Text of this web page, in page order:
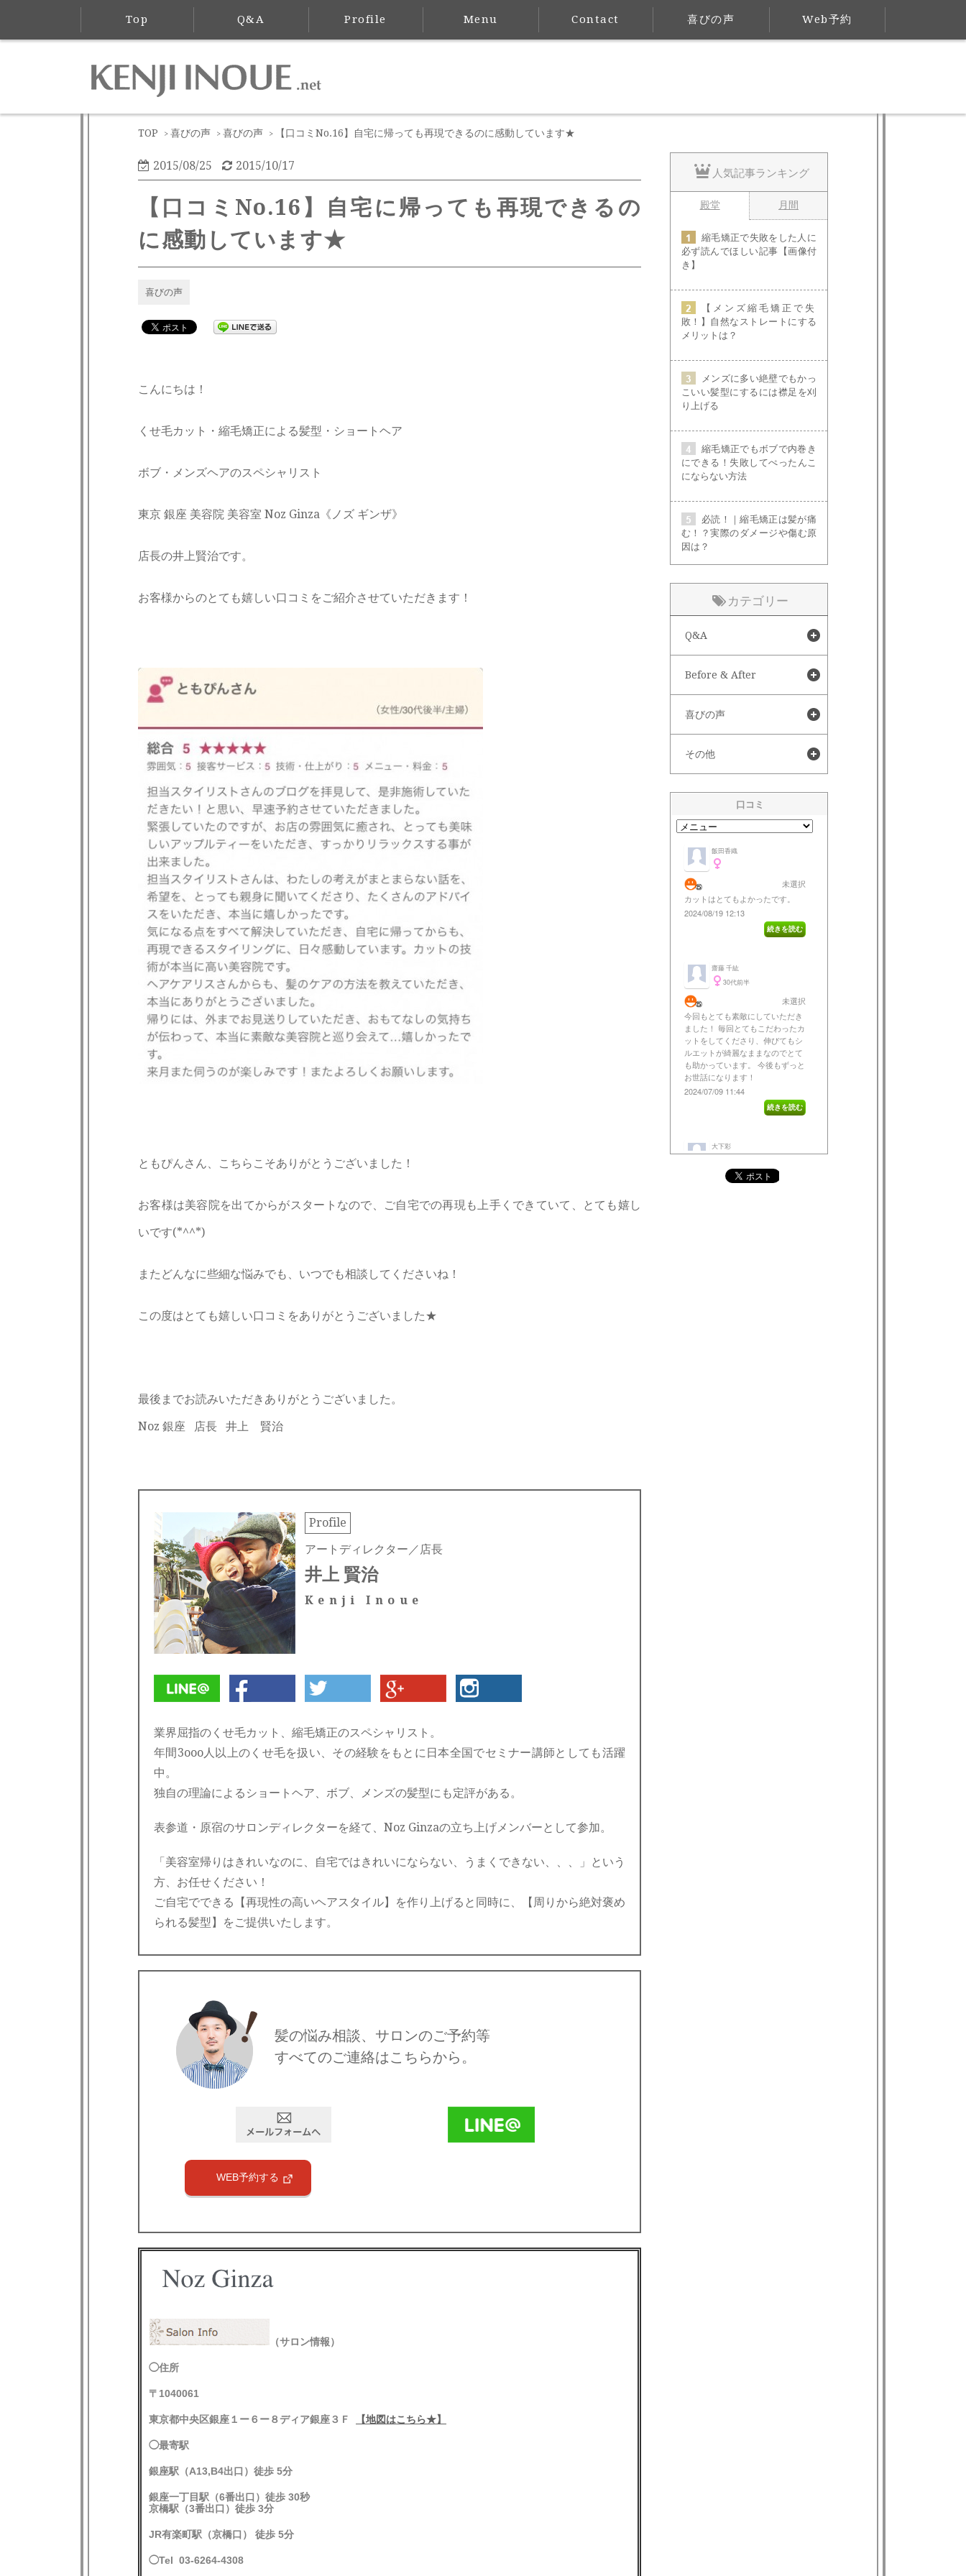
Top Q&A Profile Menu Contact 喜びの声 Web予約
TOP > 喜びの声 > 喜びの声 > 【口コミNo.16】自宅に帰っても再現できるのに感動しています★
2015/08/25 2015/10/17
【口コミNo.16】自宅に帰っても再現できるの
に感動しています★
喜びの声
こんにちは！
くせ毛カット・縮毛矯正による髪型・ショートヘア
ボブ・メンズヘアのスペシャリスト
東京 銀座 美容院 美容室 Noz Ginza《ノズ ギンザ》
店長の井上賢治です。
お客様からのとても嬉しい口コミをご紹介させていただきます！
ともぴんさん、こちらこそありがとうございました！
お客様は美容院を出てからがスタートなので、ご自宅での再現も上手くできていて、とても嬉し
いです(*^^*)
またどんなに些細な悩みでも、いつでも相談してくださいね！
この度はとても嬉しい口コミをありがとうございました★
最後までお読みいただきありがとうございました。
Noz 銀座 店長 井上 賢治
Profile
アートディレクター／店長
井上 賢治
Kenji Inoue
業界屈指のくせ毛カット、縮毛矯正のスペシャリスト。
年間3ooo人以上のくせ毛を扱い、その経験をもとに日本全国でセミナー講師としても活躍
中。
独自の理論によるショートヘア、ボブ、メンズの髪型にも定評がある。
表参道・原宿のサロンディレクターを経て、Noz Ginzaの立ち上げメンバーとして参加。
「美容室帰りはきれいなのに、自宅ではきれいにならない、うまくできない、、、」という
方、お任せください！
ご自宅でできる【再現性の高いヘアスタイル】を作り上げると同時に、【周りから絶対褒め
られる髪型】をご提供いたします。
髪の悩み相談、サロンのご予約等
すべてのご連絡はこちらから。
WEB予約する
（サロン情報）
◯住所
〒1040061
東京都中央区銀座１ー６ー８ディア銀座３Ｆ 【地図はこちら★】
◯最寄駅
銀座駅（A13,B4出口）徒歩 5分
銀座一丁目駅（6番出口）徒歩 30秒
京橋駅（3番出口）徒歩 3分
JR有楽町駅（京橋口） 徒歩 5分
◯Tel 03-6264-4308
人気記事ランキング
殿堂 月間
縮毛矯正で失敗をした人に
必ず読んでほしい記事【画像付
き】
【メンズ縮毛矯正で失
敗！】自然なストレートにする
メリットは？
メンズに多い絶壁でもかっ
こいい髪型にするには襟足を刈
り上げる
縮毛矯正でもボブで内巻き
にできる！失敗してぺったんこ
にならない方法
必読！｜縮毛矯正は髪が痛
む！？実際のダメージや傷む原
因は？
カテゴリー
Q&A
Before & After
喜びの声
その他